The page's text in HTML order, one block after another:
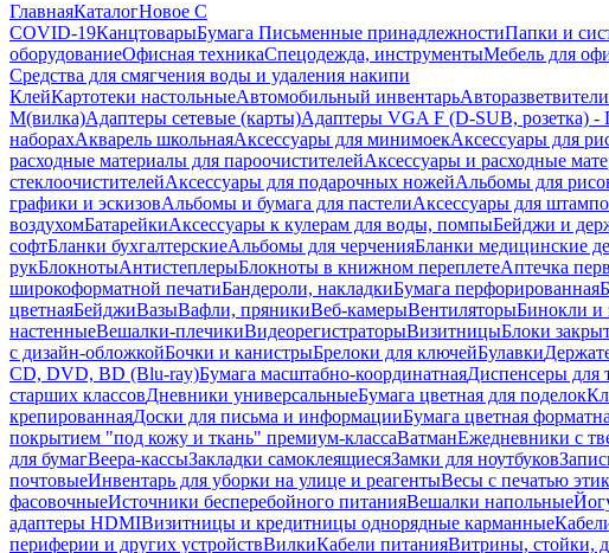
ГлавнаяКаталогНовое С
COVID-19КанцтоварыБумага Письменные принадлежностиПапки и
оборудованиеОфисная техникаСпецодежда, инструментыМебель для
Средства для смягчения воды и удаления накипи
КлейКартотеки настольныеАвтомобильный инвентарь
M(вилка)Адаптеры сетевые (карты)Адаптеры VGA F (D-SUB, розетка)
наборахАкварель школьнаяАксессуары для минимоекАксессуары для
расходные материалы для пароочистителейАксессуары и расходные
стеклоочистителейАксессуары для подарочных ножейАльбомы для
графики и эскизовАльбомы и бумага для пастелиАксессуары для
воздухомБатарейкиАксессуары к кулерам для воды, помпыБейджи и
софтБланки бухгалтерскиеАльбомы для черченияБланки медицинские
рукБлокнотыАнтистеплерыБлокноты в книжном переплетеАптечка
широкоформатной печатиБандероли, накладкиБумага перфорированная
цветнаяБейджиВазыВафли, пряникиВеб-камерыВентиляторыБинокли и
настенныеВешалки-плечикиВидеорегистраторыВизитницыБлоки
с дизайн-обложкойБочки и канистрыБрелоки для ключейБулавки
CD, DVD, BD (Blu-ray)Бумага масштабно-координатнаяДиспенсеры для
старших классовДневники универсальныеБумага цветная для поделок
крепированнаяДоски для письма и информацииБумага цветная
покрытием "под кожу и ткань" премиум-классаВатманЕжедневники с
для бумагВеера-кассыЗакладки самоклеящиесяЗамки для ноутбуков
почтовыеИнвентарь для уборки на улице и реагентыВесы с печатью
фасовочныеИсточники бесперебойного питанияВешалки напольные
адаптеры HDMIВизитницы и кредитницы однорядные карманные
периферии и других устройствВилкиКабели питанияВитрины, стойки,